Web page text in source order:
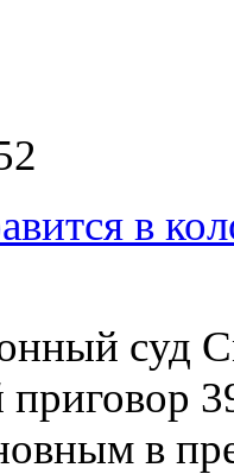
в
суд
приговор
в